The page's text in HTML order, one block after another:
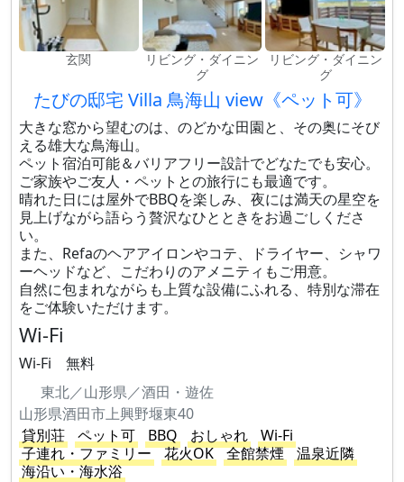
玄関
リビング・ダイニン
グ
リビング・ダイニン
グ
たびの邸宅 Villa 鳥海山 view《ペット可》
大きな窓から望むのは、のどかな田園と、その奥にそび
える雄大な鳥海山。
ペット宿泊可能＆バリアフリー設計でどなたでも安心。
ご家族やご友人・ペットとの旅行にも最適です。
晴れた日には屋外でBBQを楽しみ、夜には満天の星空を
見上げながら語らう贅沢なひとときをお過ごしくださ
い。
また、Refaのヘアアイロンやコテ、ドライヤー、シャワ
ーヘッドなど、こだわりのアメニティもご用意。
自然に包まれながらも上質な設備にふれる、特別な滞在
をご体験いただけます。
Wi-Fi
Wi-Fi 無料
東北／山形県／酒田・遊佐
山形県酒田市上興野堰東40
貸別荘
ペット可 BBQ おしゃれ
Wi-Fi
子連れ・ファミリー
花火OK 全館禁煙
温泉近隣
海沿い・海水浴